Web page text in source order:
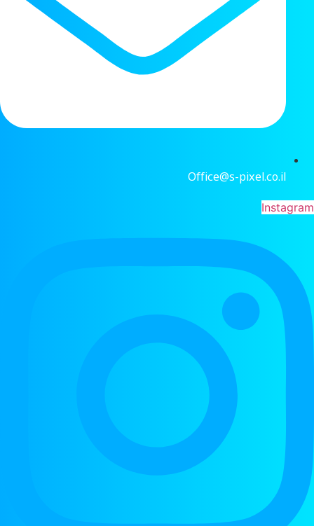
Office@s-pixel.co.il
Instagram